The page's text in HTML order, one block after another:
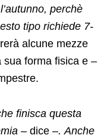
perchè
tipo richiede 7-
alcune mezze
sua forma fisica e –
finisca questa
– dice –. Anche